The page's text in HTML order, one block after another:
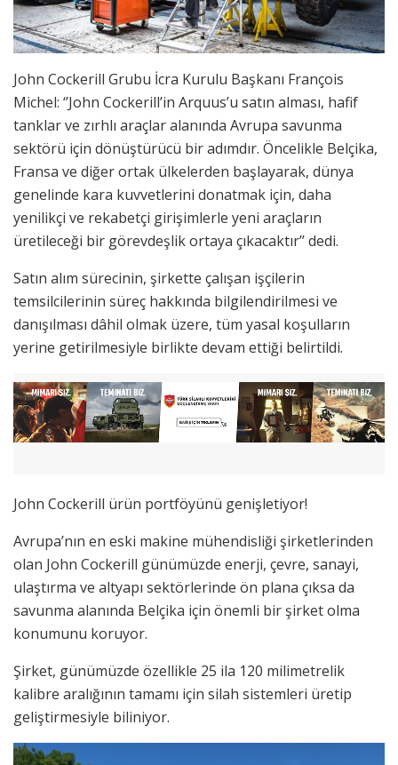
John Cockerill Grubu İcra Kurulu Başkanı François
Michel: ‘’John Cockerill’in Arquus’u satın alması, hafif
tanklar ve zırhlı araçlar alanında Avrupa savunma
sektörü için dönüştürücü bir adımdır. Öncelikle Belçika,
Fransa ve diğer ortak ülkelerden başlayarak, dünya
genelinde kara kuvvetlerini donatmak için, daha
yenilikçi ve rekabetçi girişimlerle yeni araçların
üretileceği bir görevdeşlik ortaya çıkacaktır’’ dedi.
Satın alım sürecinin, şirkette çalışan işçilerin
temsilcilerinin süreç hakkında bilgilendirilmesi ve
danışılması dâhil olmak üzere, tüm yasal koşulların
yerine getirilmesiyle birlikte devam ettiği belirtildi.
John Cockerill ürün portföyünü genişletiyor!
Avrupa’nın en eski makine mühendisliği şirketlerinden
olan John Cockerill günümüzde enerji, çevre, sanayi,
ulaştırma ve altyapı sektörlerinde ön plana çıksa da
savunma alanında Belçika için önemli bir şirket olma
konumunu koruyor.
Şirket, günümüzde özellikle 25 ila 120 milimetrelik
kalibre aralığının tamamı için silah sistemleri üretip
geliştirmesiyle biliniyor.